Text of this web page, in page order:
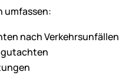
umfassen:
nach Verkehrsunfällen